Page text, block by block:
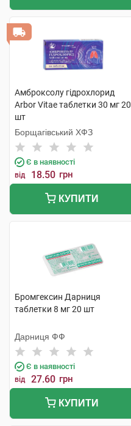
Амброксолу гідрохлорид
Arbor Vitae таблетки 30 мг 20
шт
Борщагівський ХФЗ
Є в наявності
від 18.50 грн
КУПИТИ
Бромгексин Дарниця
таблетки 8 мг 20 шт
Дарниця ФФ
Є в наявності
від 27.60 грн
КУПИТИ